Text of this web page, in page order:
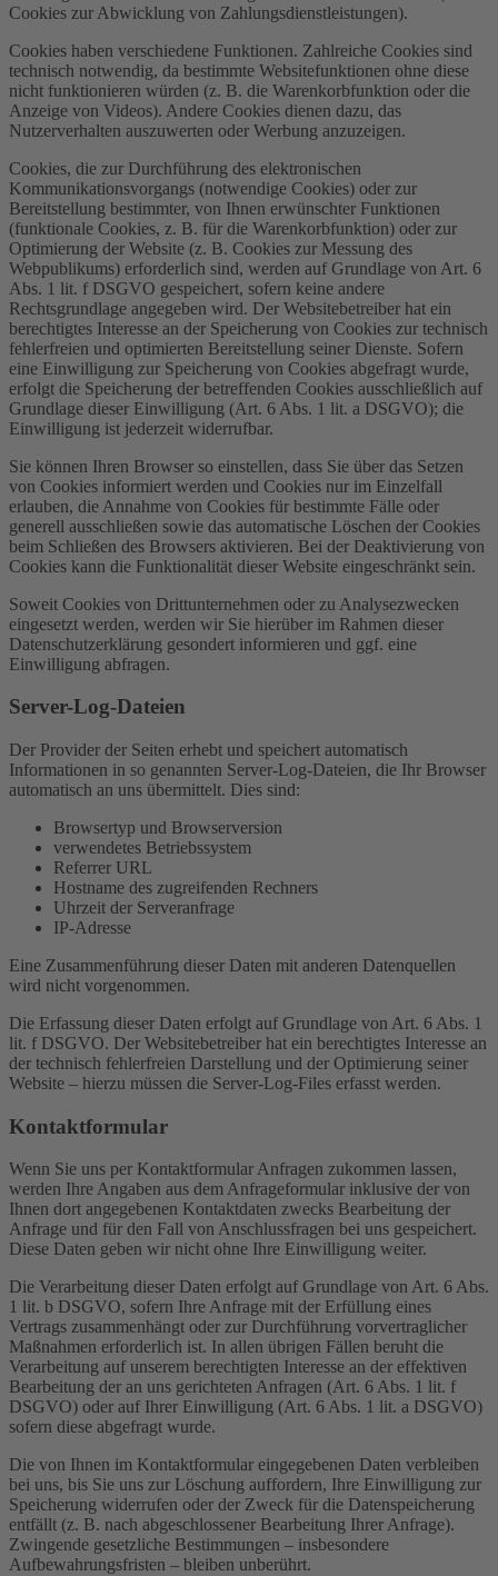
Cookies zur Abwicklung von Zahlungsdienstleistungen).
Cookies haben verschiedene Funktionen. Zahlreiche Cookies sind
technisch notwendig, da bestimmte Websitefunktionen ohne diese
nicht funktionieren würden (z. B. die Warenkorbfunktion oder die
Anzeige von Videos). Andere Cookies dienen dazu, das
Nutzerverhalten auszuwerten oder Werbung anzuzeigen.
Cookies, die zur Durchführung des elektronischen
Kommunikationsvorgangs (notwendige Cookies) oder zur
Bereitstellung bestimmter, von Ihnen erwünschter Funktionen
(funktionale Cookies, z. B. für die Warenkorbfunktion) oder zur
Optimierung der Website (z. B. Cookies zur Messung des
Webpublikums) erforderlich sind, werden auf Grundlage von Art. 6
Abs. 1 lit. f DSGVO gespeichert, sofern keine andere
Rechtsgrundlage angegeben wird. Der Websitebetreiber hat ein
berechtigtes Interesse an der Speicherung von Cookies zur technisch
fehlerfreien und optimierten Bereitstellung seiner Dienste. Sofern
eine Einwilligung zur Speicherung von Cookies abgefragt wurde,
erfolgt die Speicherung der betreffenden Cookies ausschließlich auf
Grundlage dieser Einwilligung (Art. 6 Abs. 1 lit. a DSGVO); die
Einwilligung ist jederzeit widerrufbar.
Sie können Ihren Browser so einstellen, dass Sie über das Setzen
von Cookies informiert werden und Cookies nur im Einzelfall
erlauben, die Annahme von Cookies für bestimmte Fälle oder
generell ausschließen sowie das automatische Löschen der Cookies
beim Schließen des Browsers aktivieren. Bei der Deaktivierung von
Cookies kann die Funktionalität dieser Website eingeschränkt sein.
Soweit Cookies von Drittunternehmen oder zu Analysezwecken
eingesetzt werden, werden wir Sie hierüber im Rahmen dieser
Datenschutzerklärung gesondert informieren und ggf. eine
Einwilligung abfragen.
Server-Log-Dateien
Der Provider der Seiten erhebt und speichert automatisch
Informationen in so genannten Server-Log-Dateien, die Ihr Browser
automatisch an uns übermittelt. Dies sind:
Browsertyp und Browserversion
verwendetes Betriebssystem
Referrer URL
Hostname des zugreifenden Rechners
Uhrzeit der Serveranfrage
IP-Adresse
Eine Zusammenführung dieser Daten mit anderen Datenquellen
wird nicht vorgenommen.
Die Erfassung dieser Daten erfolgt auf Grundlage von Art. 6 Abs. 1
lit. f DSGVO. Der Websitebetreiber hat ein berechtigtes Interesse an
der technisch fehlerfreien Darstellung und der Optimierung seiner
Website – hierzu müssen die Server-Log-Files erfasst werden.
Kontaktformular
Wenn Sie uns per Kontaktformular Anfragen zukommen lassen,
werden Ihre Angaben aus dem Anfrageformular inklusive der von
Ihnen dort angegebenen Kontaktdaten zwecks Bearbeitung der
Anfrage und für den Fall von Anschlussfragen bei uns gespeichert.
Diese Daten geben wir nicht ohne Ihre Einwilligung weiter.
Die Verarbeitung dieser Daten erfolgt auf Grundlage von Art. 6 Abs.
1 lit. b DSGVO, sofern Ihre Anfrage mit der Erfüllung eines
Vertrags zusammenhängt oder zur Durchführung vorvertraglicher
Maßnahmen erforderlich ist. In allen übrigen Fällen beruht die
Verarbeitung auf unserem berechtigten Interesse an der effektiven
Bearbeitung der an uns gerichteten Anfragen (Art. 6 Abs. 1 lit. f
DSGVO) oder auf Ihrer Einwilligung (Art. 6 Abs. 1 lit. a DSGVO)
sofern diese abgefragt wurde.
Die von Ihnen im Kontaktformular eingegebenen Daten verbleiben
bei uns, bis Sie uns zur Löschung auffordern, Ihre Einwilligung zur
Speicherung widerrufen oder der Zweck für die Datenspeicherung
entfällt (z. B. nach abgeschlossener Bearbeitung Ihrer Anfrage).
Zwingende gesetzliche Bestimmungen – insbesondere
Aufbewahrungsfristen – bleiben unberührt.